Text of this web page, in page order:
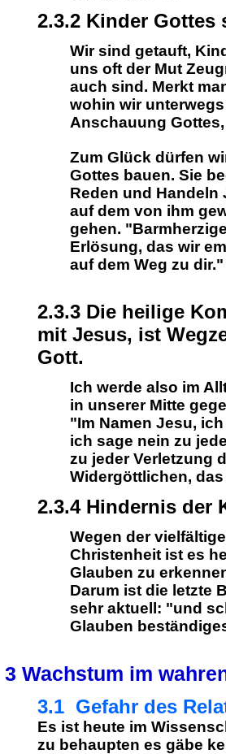
2.3.2 Kinder Gottes
Wir sind getauft,
uns oft der Mut
auch sind. Merkt
wohin wir
Anschauung
Zum Glück dürfen
Gottes bauen. Sie
Reden und Handeln
auf dem von ihm
gehen.
Erlösung, das wir
auf dem Weg zu dir."
2.3.3 Die heilige
mit Jesus, ist
Gott.
Ich werde also im
in unserer Mitte
"Im Namen Jesu,
ich sage nein zu
zu jeder Verletzung
Widergöttlichen,
2.3.4 Hindernis der
Wegen der
Christenheit ist es
Glauben zu
Darum ist die letzte
sehr aktuell: "und
Glauben
3 Wachstum im
3.1 Gefahr des
Es ist heute im
zu behaupten es gäbe